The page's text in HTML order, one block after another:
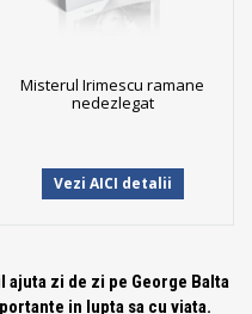
Misterul Irimescu ramane
nedezlegat
Vezi AICI detalii
zi de zi pe George Balta
in lupta sa cu viata.